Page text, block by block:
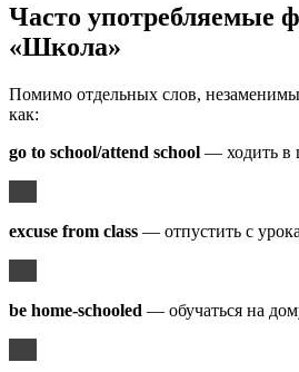
Часто употребляемые
«Школа»
Помимо отдельных слов,
как:
go to school/attend school — ходить в
excuse from class — отпустить с урока
be home-schooled — обучаться на